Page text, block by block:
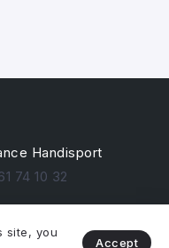
Handisport
74 10 32
site, you
Accept